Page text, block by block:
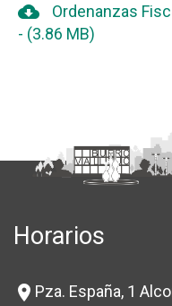
cloud_download Ordenanzas
- (3.86 MB)
Horarios
location_on Pza. España, 1